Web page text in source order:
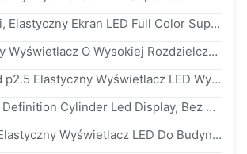
p2.5mm Miękki, Elastyczny Ekran LED Full Color Super Slim I Lightweitht For Show
p3 Wewnętrzny Wyświetlacz O Wysokiej Rozdzielczości Z Matrycą LED O Wymiarach 240 X 120 Mm
16-Bitowy Smd p2.5 Elastyczny Wyświetlacz LED Wysoka Częstotliwość Odświeżania I Rozdzielczość
1500 Nits High Definition Cylinder Led Display, Bez Wentylatora, Miękki Ekran LED
Front Service Elastyczny Wyświetlacz LED Do Budynków Zewnętrznych Powiesić Instalację